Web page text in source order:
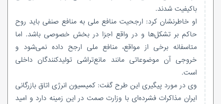
باکیفیت شدند.
او خاطرنشان کرد: ارجحیت منافع ملی به منافع صنفی باید روح
حاکم بر تشکل‌ها و در واقع اجزا در بخش خصوصی باشد. اما
متاسفانه برخی از مواقع، منافع ملی ارجح داده نمی‌شود و
خروجی آن موضوعاتی مانند مانع‌تراشی تولیدکنندگان داخلی
است.
وی در مورد پیگیری این طرح گفت: کمیسیون انرژی اتاق بازرگانی
ایران مذاکرات فشرده‌ای با وزارت صمت در این زمینه دارد و امید